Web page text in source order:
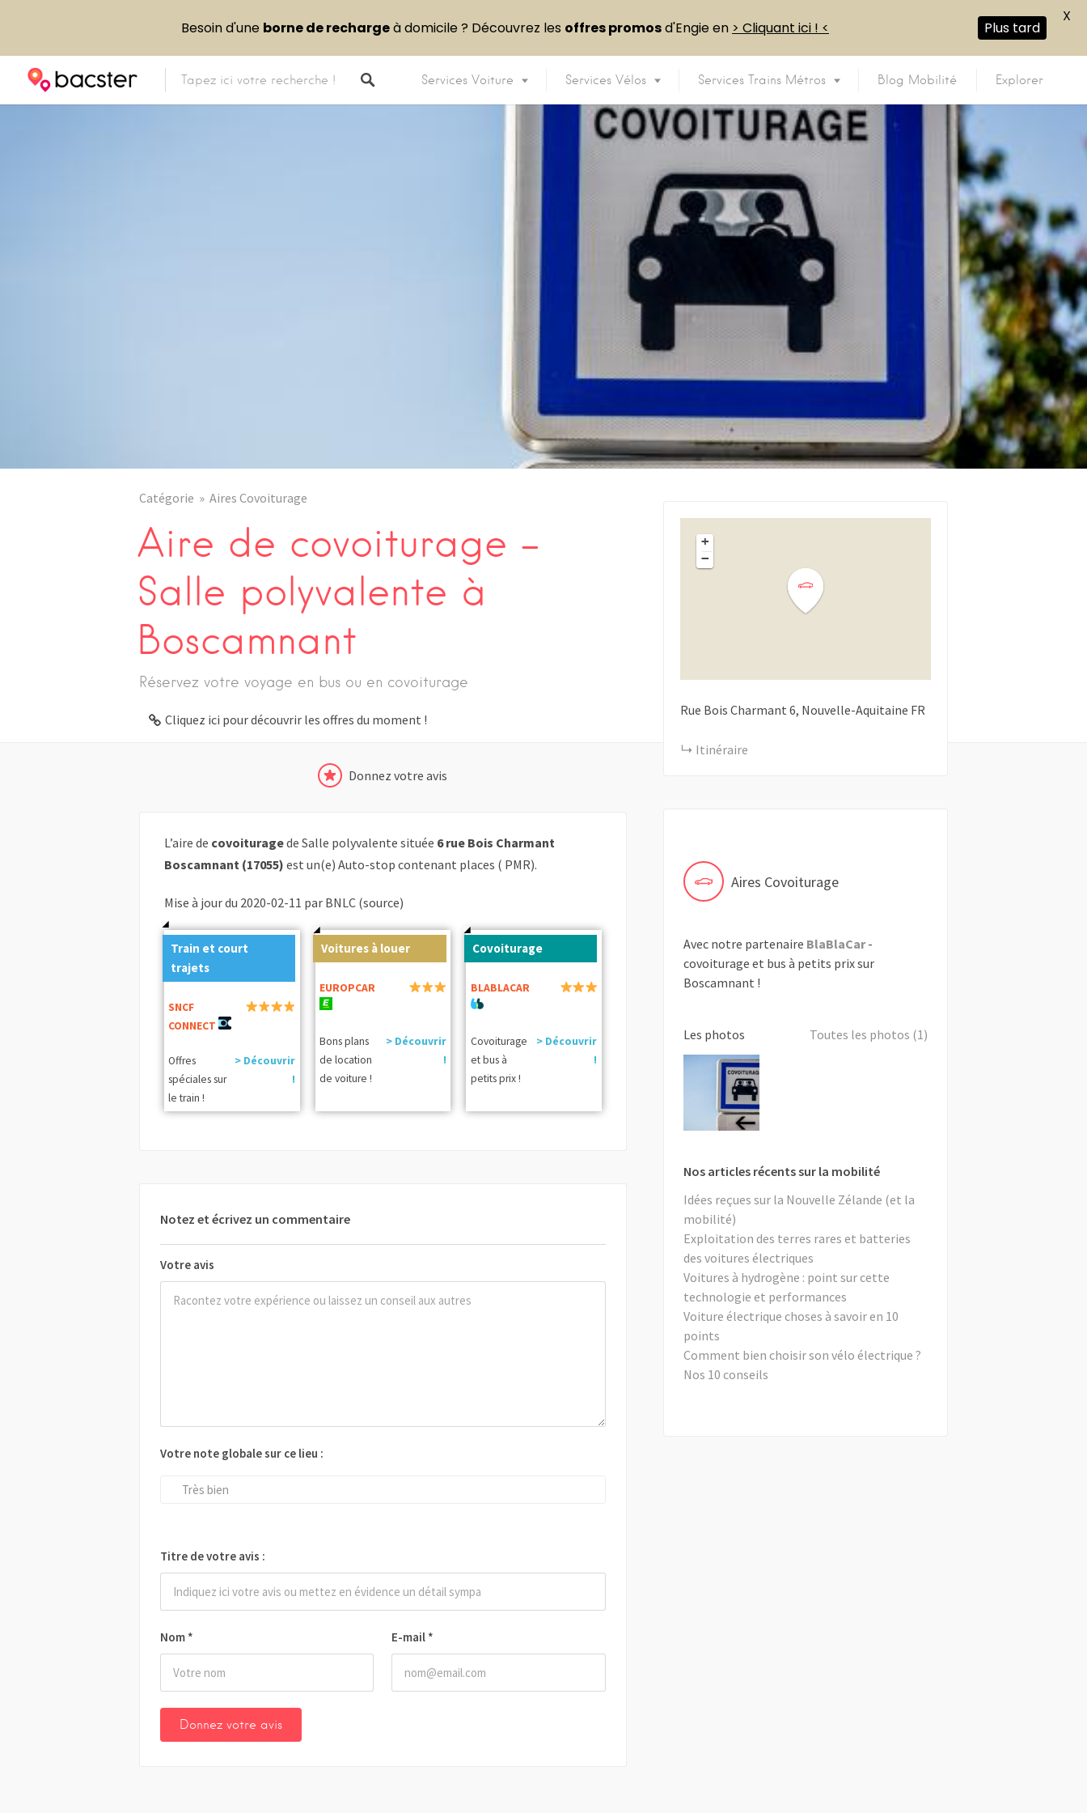
Services Voiture Services Vélos Services Trains Métros Blog Mobilité Explorer
Catégorie Aires Covoiturage
Aire de covoiturage –
Salle polyvalente à
Boscamnant
Réservez votre voyage en bus ou en covoiturage
Cliquez ici pour découvrir les offres du moment !
Donnez votre avis
L’aire de covoituragede Salle polyvalente située 6 rue Bois Charmant
Boscamnant (17055) est un(e) Auto-stop contenant places ( PMR).
Mise à jour du 2020-02-11 par BNLC (source)
Train et court
trajets
SNCF
CONNECT
Offres
spéciales sur
le train !
> Découvrir
!
Voitures à louer
EUROPCAR
Bons plans
de location
de voiture !
> Découvrir
!
Covoiturage
BLABLACAR
Covoiturage
et bus à
petits prix !
> Découvrir
!
Notez et écrivez un commentaire
Votre avis
Nom * E-mail *
Votre note globale sur ce lieu :
Très bien
Titre de votre avis :
+
−
Rue Bois Charmant 6 Nouvelle-Aquitaine FR
Itinéraire
Aires Covoiturage
Avec notre partenaire BlaBlaCar-
covoiturage et bus à petits prix sur
Boscamnant !
Les photos Toutes les photos (1)
Nos articles récents sur la mobilité
Idées reçues sur la Nouvelle Zélande (et la
mobilité)
Exploitation des terres rares et batteries
des voitures électriques
Voitures à hydrogène : point sur cette
technologie et performances
Voiture électrique choses à savoir en 10
points
Comment bien choisir son vélo électrique ?
Nos 10 conseils
Besoin d'une borne de rechargeà domicile ? Découvrez les offres promosd'Engie en > Cliquant ici ! < Plus tard
X